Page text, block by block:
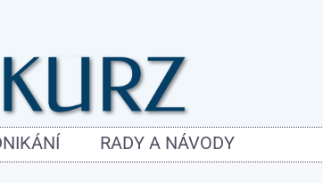
RADY A NÁVODY